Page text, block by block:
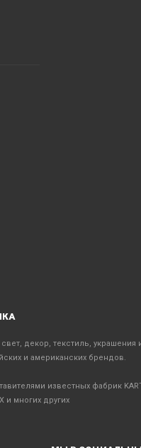
декор, текстиль, украшения
и американских брендов.
известных фабрик
и многих других